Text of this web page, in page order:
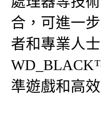
合，可進一
者和專業人
準遊戲和高